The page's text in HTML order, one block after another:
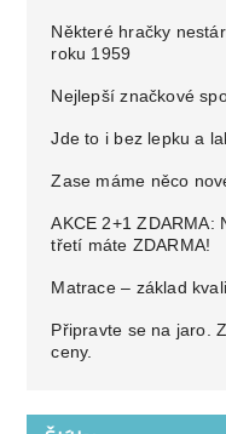
Některé hračky
roku 1959
Nejlepší značkové
Jde to i bez lepku a
Zase máme něco
AKCE 2+1 ZDARMA:
třetí máte ZDARMA!
Matrace – základ
Připravte se na jaro.
ceny.